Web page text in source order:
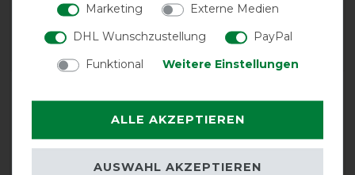
Neutral
0%
Negative
0%
14.11.2021
Zum ersten Mal habe ich eine Decke dieser Firma für
Marketing
Externe Medien
DHL Wunschzustellung
PayPal
Funktional
Weitere Einstellungen
ALLE AKZEPTIEREN
AUSWAHL AKZEPTIEREN